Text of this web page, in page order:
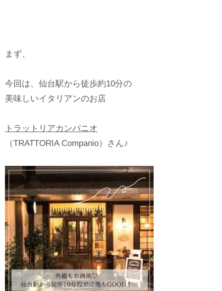
まず、
今回は、仙台駅から徒歩約10分の
美味しいイタリアンのお店
トラットリアカンパニオ
（TRATTORIA Companio）さん♪